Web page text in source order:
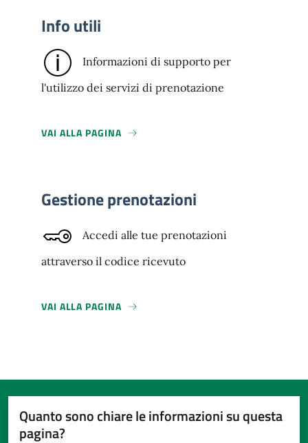
Info utili
Informazioni di supporto per
l'utilizzo dei servizi di prenotazione
VAI ALLA PAGINA
Gestione prenotazioni
Accedi alle tue prenotazioni
attraverso il codice ricevuto
VAI ALLA PAGINA
Quanto sono chiare le informazioni su questa
pagina?